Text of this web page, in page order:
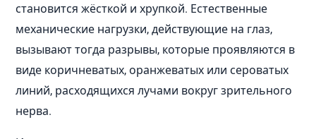
становится жёсткой и хрупкой. Естественные
механические нагрузки, действующие на глаз,
вызывают тогда разрывы, которые проявляются в
виде коричневатых, оранжеватых или сероватых
линий, расходящихся лучами вокруг зрительного
нерва.